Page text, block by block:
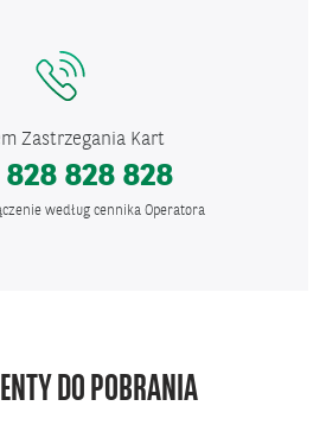
Zastrzegania Kart
828 828 828
według cennika Operatora
DO POBRANIA